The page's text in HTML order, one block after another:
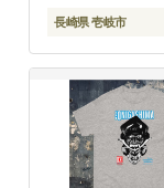
長崎県 壱岐市